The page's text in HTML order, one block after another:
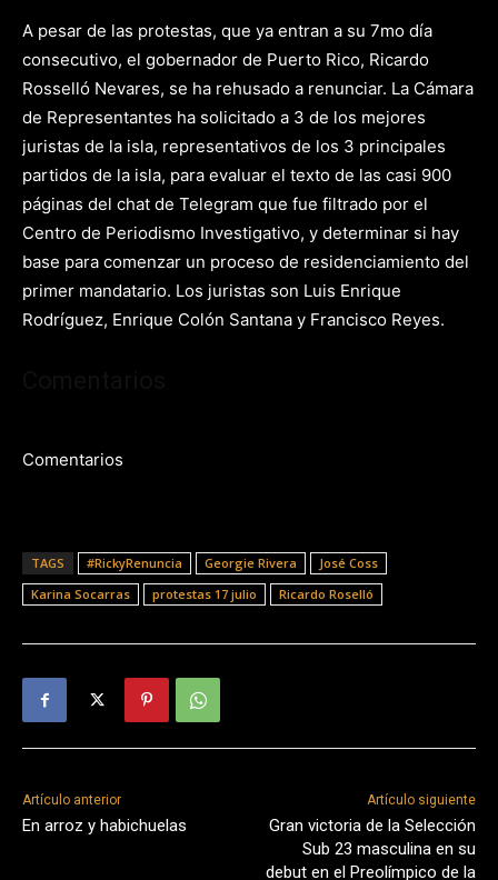
A pesar de las protestas, que ya entran a su 7mo día
consecutivo, el gobernador de Puerto Rico, Ricardo
Rosselló Nevares, se ha rehusado a renunciar. La Cámara
de Representantes ha solicitado a 3 de los mejores
juristas de la isla, representativos de los 3 principales
partidos de la isla, para evaluar el texto de las casi 900
páginas del chat de Telegram que fue filtrado por el
Centro de Periodismo Investigativo, y determinar si hay
base para comenzar un proceso de residenciamiento del
primer mandatario. Los juristas son Luis Enrique
Rodríguez, Enrique Colón Santana y Francisco Reyes.
Comentarios
TAGS #RickyRenuncia Georgie Rivera
José Coss
Karina Socarras
protestas 17 julio Ricardo Roselló
Artículo anterior
En arroz y habichuelas
Artículo siguiente
Gran victoria de la Selección
Sub 23 masculina en su
debut en el Preolímpico de la